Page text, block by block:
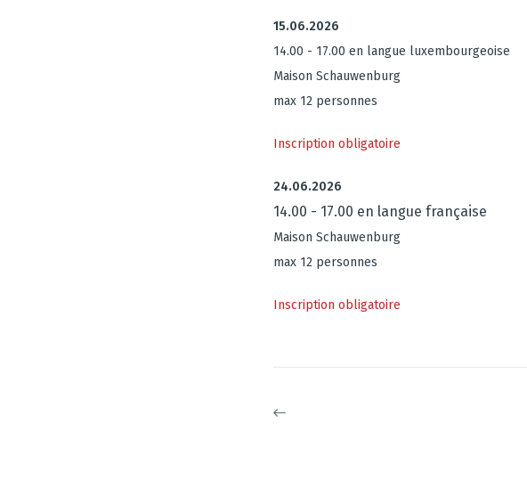
15.06.2026
14.00 - 17.00 en langue luxembourgeoise
Maison Schauwenburg
max 12 personnes
Inscription obligatoire
24.06.2026
14.00 - 17.00 en langue française
Maison Schauwenburg
max 12 personnes
Inscription obligatoire